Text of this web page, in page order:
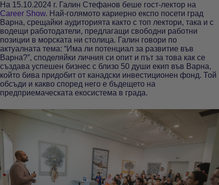
На 15.10.2024 г. Галин Стефанов беше гост-лектор на
Career Show. Най-голямото кариерно експо посети град
Варна, срещайки аудиторията както с топ лектори, така и с
водещи работодатели, предлагащи свободни работни
позиции в морската ни столица. Галин говори по
актуалната тема: “Има ли потенциал за развитие във
Варна?”, споделяйки личния си опит и път за това как се
създава успешен бизнес с близо 50 души екип във Варна,
който бива придобит от канадски инвестиционен фонд. Той
обсъди и какво според него е бъдещето на
предприемаческата екосистема в града.